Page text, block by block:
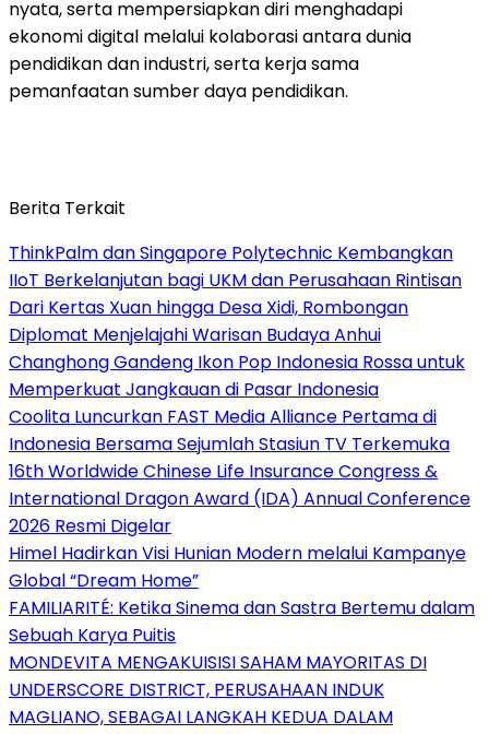
nyata, serta mempersiapkan diri menghadapi
ekonomi digital melalui kolaborasi antara dunia
pendidikan dan industri, serta kerja sama
pemanfaatan sumber daya pendidikan.
Berita Terkait
ThinkPalm dan Singapore Polytechnic Kembangkan
IIoT Berkelanjutan bagi UKM dan Perusahaan Rintisan
Dari Kertas Xuan hingga Desa Xidi, Rombongan
Diplomat Menjelajahi Warisan Budaya Anhui
Changhong Gandeng Ikon Pop Indonesia Rossa untuk
Memperkuat Jangkauan di Pasar Indonesia
Coolita Luncurkan FAST Media Alliance Pertama di
Indonesia Bersama Sejumlah Stasiun TV Terkemuka
16th Worldwide Chinese Life Insurance Congress &
International Dragon Award (IDA) Annual Conference
2026 Resmi Digelar
Himel Hadirkan Visi Hunian Modern melalui Kampanye
Global “Dream Home”
FAMILIARITÉ: Ketika Sinema dan Sastra Bertemu dalam
Sebuah Karya Puitis
MONDEVITA MENGAKUISISI SAHAM MAYORITAS DI
UNDERSCORE DISTRICT, PERUSAHAAN INDUK
MAGLIANO, SEBAGAI LANGKAH KEDUA DALAM